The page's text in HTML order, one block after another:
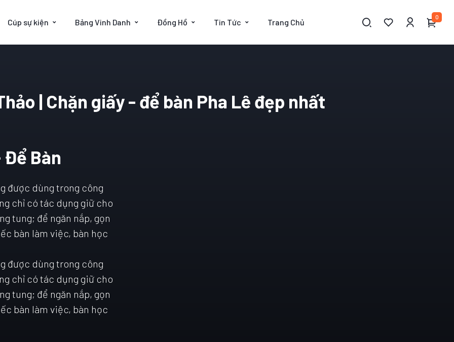
Cúp sự kiện Bảng Vinh Danh Đồng Hồ Tin Tức Trang Chủ
0
| Chặn giấy - để bàn Pha Lê đẹp nhất
Để Bàn
được dùng trong công
chỉ có tác dụng giữ cho
tung; để ngăn nắp, gọn
bàn làm việc, bàn học
được dùng trong công
chỉ có tác dụng giữ cho
tung; để ngăn nắp, gọn
bàn làm việc, bàn học